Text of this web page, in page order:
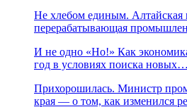
Не хлебом единым. Алтайская
перерабатывающая
И не одно «Но!» Как
год в условиях поиска новых…
Прихорошилась. Министр
края — о том, как изменился